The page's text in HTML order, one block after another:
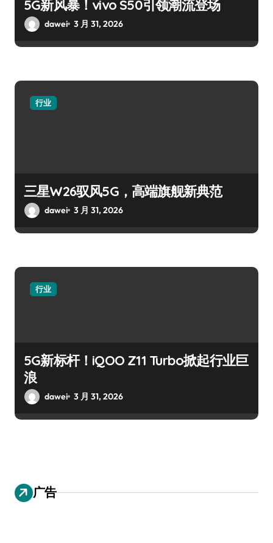
5G新风暴！vivo S50引领潮流登场
dawei 3 月 31, 2026
行业
三星W26驭风5G，高端旗舰新典范
dawei 3 月 31, 2026
行业
5G新标杆！iQOO Z11 Turbo掀起行业巨
浪
dawei 3 月 31, 2026
广告